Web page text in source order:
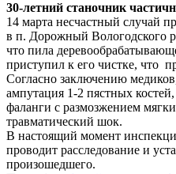
30-летний станочник
14 марта несчастный случай
в п. Дорожный Вологодского
что пила
приступил к его чистке, что
Согласно заключению
ампутация 1-2 пястных
фаланги с размозжением
травматический шок.
В настоящий момент
проводит расследование и
произошедшего.